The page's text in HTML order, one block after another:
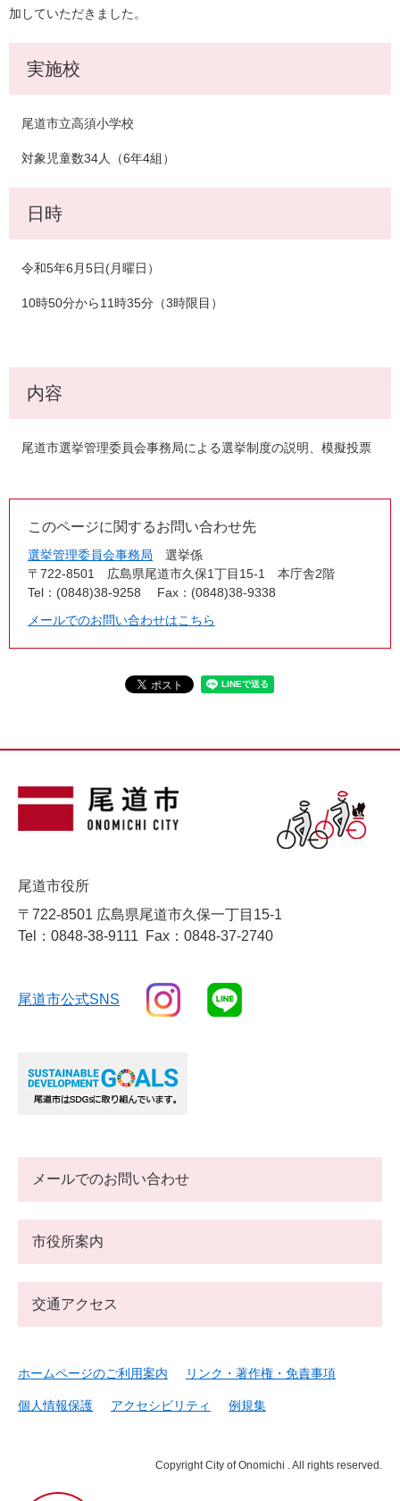
加していただきました。
実施校
尾道市立高須小学校
対象児童数34人（6年4組）
日時
令和5年6月5日(月曜日）
10時50分から11時35分（3時限目）
内容
尾道市選挙管理委員会事務局による選挙制度の説明、模擬投票
このページに関するお問い合わせ先
選挙管理委員会事務局
選挙係
〒722-8501
広島県尾道市久保1丁目15-1 本庁舎2階
Tel：(0848)38-9258
Fax：(0848)38-9338
メールでのお問い合わせはこちら
尾道市役所
〒722-8501 広島県尾道市久保一丁目15-1
Tel：0848-38-9111
Fax：0848-37-2740
尾道市公式SNS
メールでのお問い合わせ
市役所案内
交通アクセス
ホームページのご利用案内 リンク・著作権・免責事項
個人情報保護 アクセシビリティ 例規集
Copyright City of Onomichi . All rights reserved.